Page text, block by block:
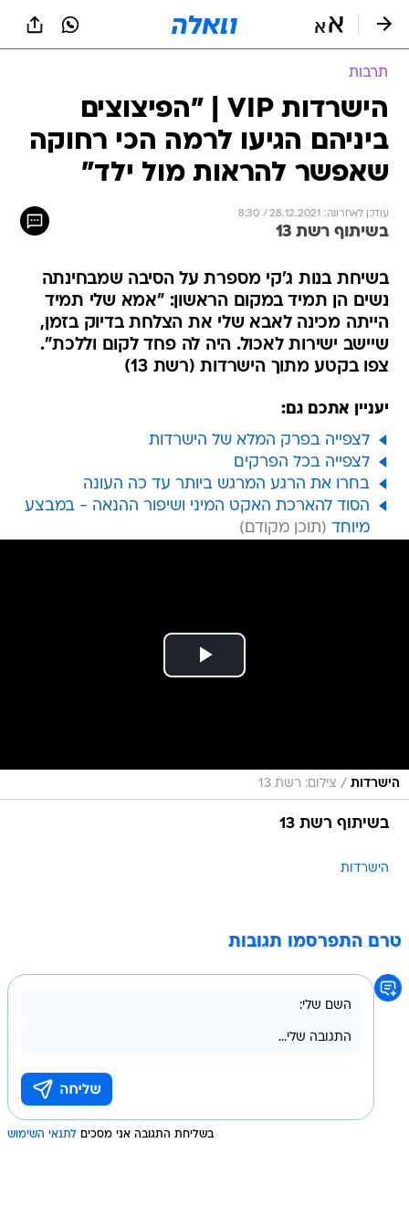
תרבות
הישרדות VIP | "הפיצוצים
ביניהם הגיעו לרמה הכי רחוקה
שאפשר להראות מול ילד"
עודכן לאחרונה: 28.12.2021 / 8:30
בשיתוף רשת 13
בשיחת בנות ג'קי מספרת על הסיבה שמבחינתה
נשים הן תמיד במקום הראשון: "אמא שלי תמיד
הייתה מכינה לאבא שלי את הצלחת בדיוק בזמן,
שיישב ישירות לאכול. היה לה פחד לקום וללכת".
צפו בקטע מתוך הישרדות (רשת 13)
יעניין אתכם גם:
לצפייה בפרק המלא של הישרדות
לצפייה בכל הפרקים
בחרו את הרגע המרגש ביותר עד כה העונה
הסוד להארכת האקט המיני ושיפור ההנאה - במבצע
מיוחד
הישרדות / צילום: רשת 13
בשיתוף רשת 13
הישרדות
טרם התפרסמו תגובות
בשליחת התגובה אני מסכים לתנאי השימוש